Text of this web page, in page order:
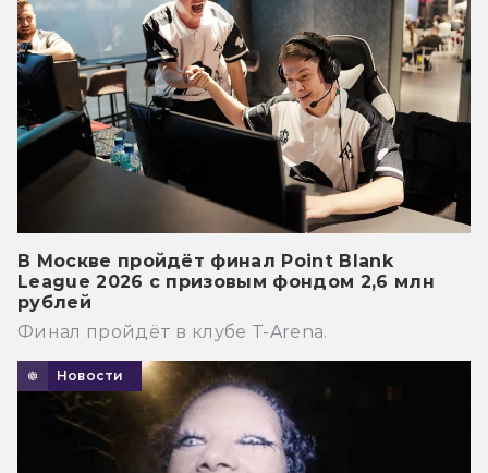
В Москве пройдёт финал Point Blank
League 2026 с призовым фондом 2,6 млн
рублей
Финал пройдёт в клубе T-Arena.
Новости